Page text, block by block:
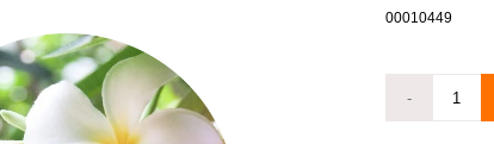
00010449
-